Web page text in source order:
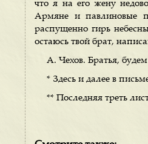
что я на его жену
Армяне и павлиновые
распущенно гирь
остаюсь твой брат,
А. Чехов. Братья,
* Здесь и далее в
** Последняя треть